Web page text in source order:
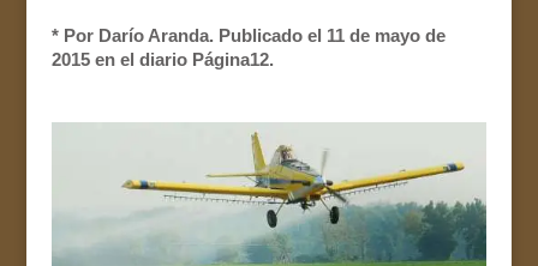
* Por Darío Aranda. Publicado el 11 de mayo de
2015 en el diario Página12.